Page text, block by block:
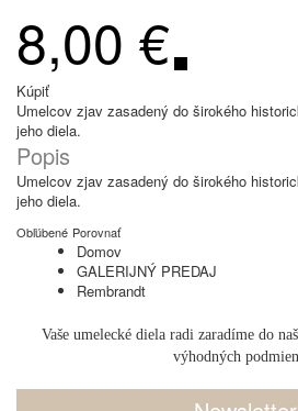
8,00 €
Kúpiť
Umelcov zjav zasadený do širokého
jeho diela.
Popis
Umelcov zjav zasadený do širokého
jeho diela.
Obľúbené Porovnať
Domov
GALERIJNÝ PREDAJ
Rembrandt
Vaše umelecké diela radi zaradíme do
výhodných